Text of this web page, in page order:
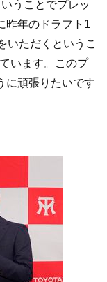
うことでプレッ
昨年のドラフト1
いただくというこ
います。このプ
に頑張りたいです